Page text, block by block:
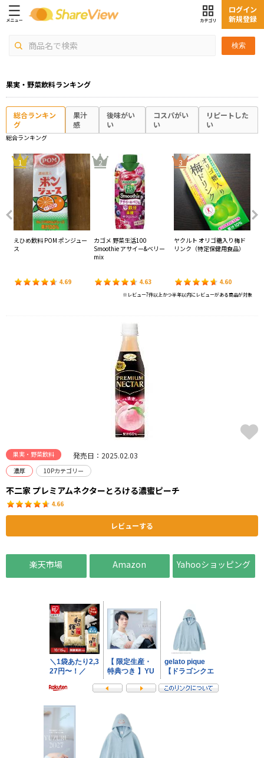
検索
ログイン
新規登録
果実・野菜飲料ランキング
総合ランキン
グ
果汁
感
後味がい
い
コスパがい
い
リピートした
い
総合ランキング
1
えひめ飲料 POM ポンジュー
ス
4.69
2
カゴメ 野菜生活100
Smoothie アサイー&ベリー
mix
4.63
3
ヤクルト オリゴ糖入り梅ド
リンク（特定保健用食品）
4.60
※レビュー7件以上かつ半年以内にレビューがある商品が対象
果実・野菜飲料 発売日：2025.02.03
濃厚 10Pカテゴリー
不二家 プレミアムネクターとろける濃蜜ピーチ
4.66
レビューする
楽天市場 Amazon Yahooショッピング